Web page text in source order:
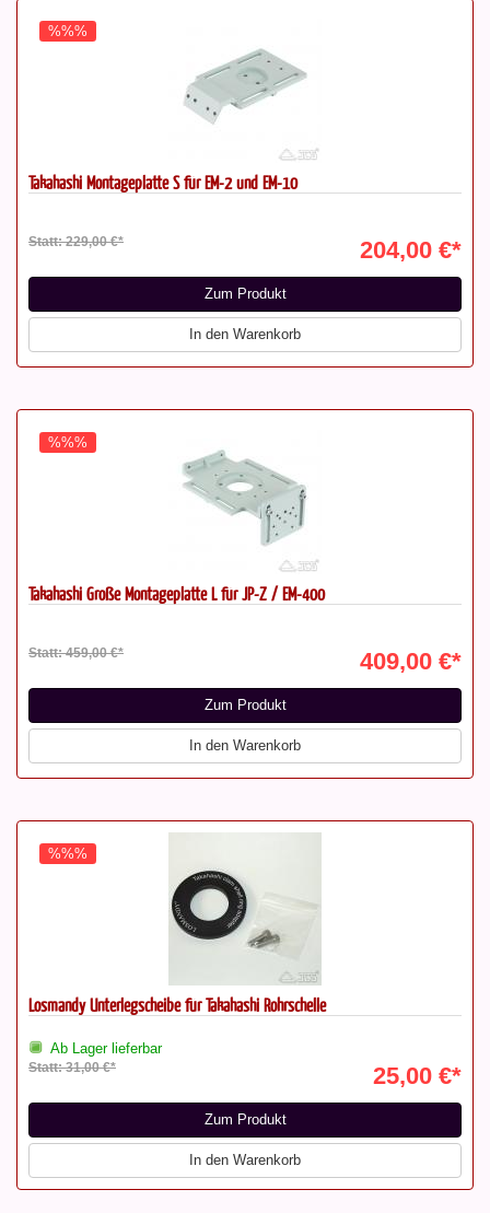
%%%
Takahashi Montageplatte S für EM-2 und EM-10
Statt: 229,00 €* 204,00 €*
Zum Produkt
In den Warenkorb
%%%
Takahashi Große Montageplatte L für JP-Z / EM-400
Statt: 459,00 €* 409,00 €*
Zum Produkt
In den Warenkorb
%%%
Losmandy Unterlegscheibe für Takahashi Rohrschelle
Ab Lager lieferbar
Statt: 31,00 €* 25,00 €*
Zum Produkt
In den Warenkorb